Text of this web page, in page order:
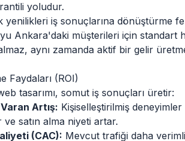
yoludur.
iş sonuçlarına dönüştürme
Ankara'daki müşterileri için standart
aynı zamanda aktif bir gelir
Faydaları (ROI)
tasarımı, somut iş sonuçları üretir:
Artış: Kişiselleştirilmiş
satın alma niyeti artar.
(CAC): Mevcut trafiği daha